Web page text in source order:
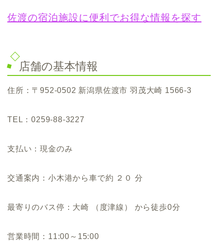
佐渡の宿泊施設に便利でお得な情報を探す
店舗の基本情報
住所：〒952-0502 新潟県佐渡市 羽茂大崎 1566-3
TEL：0259-88-3227
支払い：現金のみ
交通案内：小木港から車で約 ２０ 分
最寄りのバス停：大崎 （度津線） から徒歩0分
営業時間：11:00～15:00